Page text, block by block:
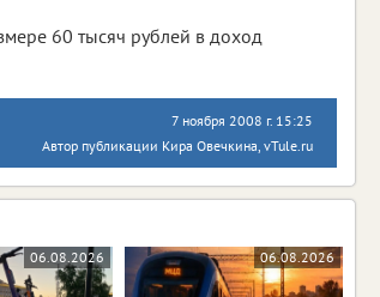
60 тысяч рублей в доход
7 ноября 2008 г. 15:25
Автор публикации Кира Овечкина, vTule.ru
06.08.2026 06.08.2026